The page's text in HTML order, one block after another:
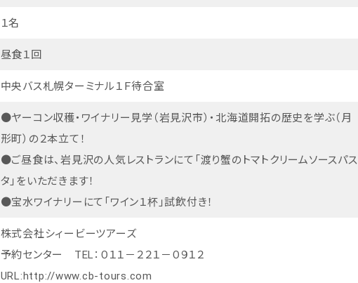
１名
昼食１回
中央バス札幌ターミナル１Ｆ待合室
●ヤーコン収穫・ワイナリー見学（岩見沢市）・北海道開拓の歴史を学ぶ（月
形町）の２本立て！
●ご昼食は、岩見沢の人気レストランにて「渡り蟹のトマトクリームソースパス
タ」をいただきます！
●宝水ワイナリーにて「ワイン１杯」試飲付き！
株式会社シィービーツアーズ
予約センター TEL：０１１－２２１－０９１２
URL:http://www.cb-tours.com